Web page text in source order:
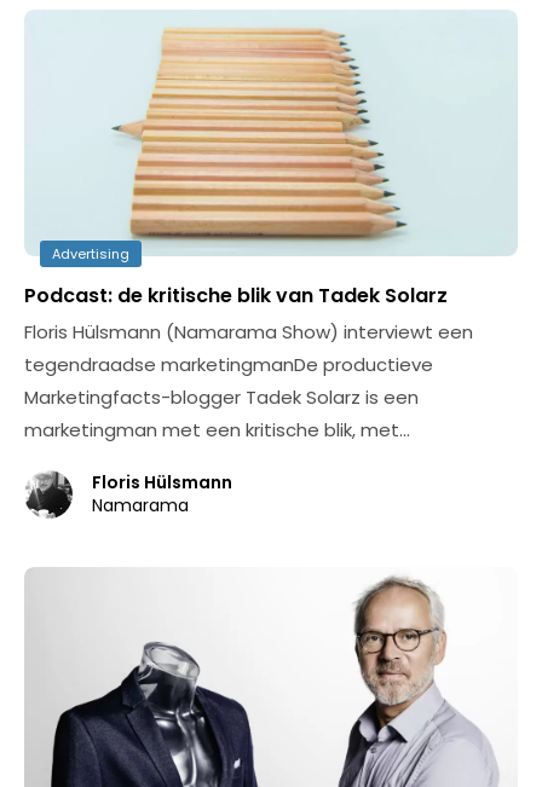
Advertising
Podcast: de kritische blik van Tadek Solarz
Floris Hülsmann (Namarama Show) interviewt een
tegendraadse marketingmanDe productieve
Marketingfacts-blogger Tadek Solarz is een
marketingman met een kritische blik, met…
Floris Hülsmann
Namarama